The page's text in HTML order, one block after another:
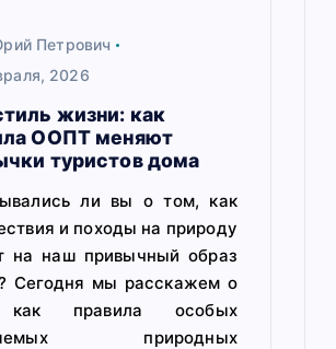
Петрович
2026
жизни: как
ООПТ меняют
туристов дома
ли вы о том, как
и походы на природу
на наш привычный образ
Сегодня мы расскажем о
правила особых
природных